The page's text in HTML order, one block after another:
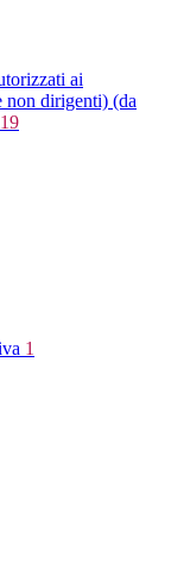
ai
non dirigenti) (da
19
1